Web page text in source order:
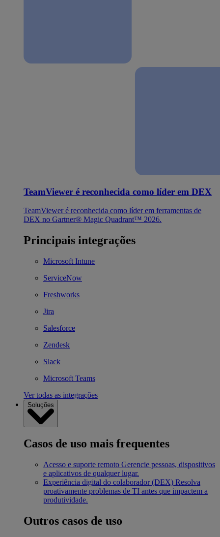
TeamViewer é reconhecida como líder em DEX
TeamViewer é reconhecida como líder em ferramentas de
DEX no Gartner® Magic Quadrant™ 2026.
Principais integrações
Microsoft Intune
ServiceNow
Freshworks
Jira
Salesforce
Zendesk
Slack
Microsoft Teams
Ver todas as integrações
Soluções
Casos de uso mais frequentes
Acesso e suporte remoto Gerencie pessoas, dispositivos
e aplicativos de qualquer lugar.
Experiência digital do colaborador (DEX) Resolva
proativamente problemas de TI antes que impactem a
produtividade.
Outros casos de uso